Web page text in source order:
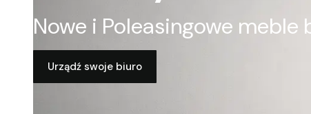
Nowe i Poleasingowe
Urządź swoje biuro